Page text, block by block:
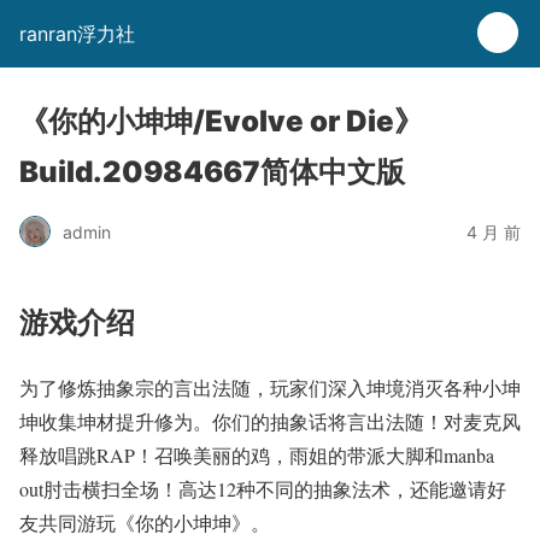
ranran浮力社
《你的小坤坤/Evolve or Die》
Build.20984667简体中文版
admin 4 月 前
游戏介绍
为了修炼抽象宗的言出法随，玩家们深入坤境消灭各种小坤
坤收集坤材提升修为。你们的抽象话将言出法随！对麦克风
释放唱跳RAP！召唤美丽的鸡，雨姐的带派大脚和manba
out肘击横扫全场！高达12种不同的抽象法术，还能邀请好
友共同游玩《你的小坤坤》。